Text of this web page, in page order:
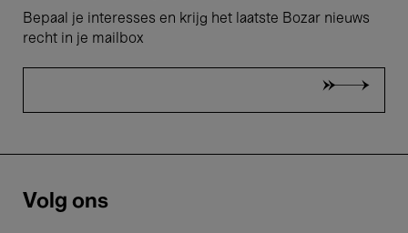
Bepaal je interesses en krijg het laatste Bozar nieuws
recht in je mailbox
Volg ons